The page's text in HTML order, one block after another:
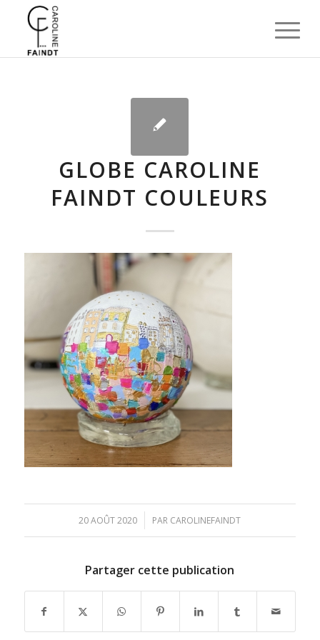
GLOBE CAROLINE
FAINDT COULEURS
20 AOÛT 2020
/ PAR CAROLINEFAINDT
Partager cette publication